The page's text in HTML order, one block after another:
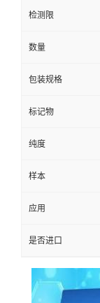
检测限
数量
包装规格
标记物
纯度
样本
应用
是否进口